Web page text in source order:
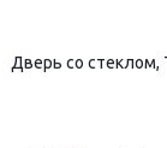
Дверь со стеклом,